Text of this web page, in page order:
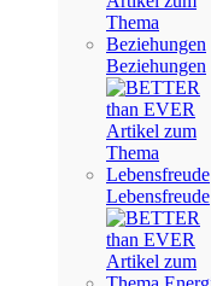
Beziehungen
Lebensfreude